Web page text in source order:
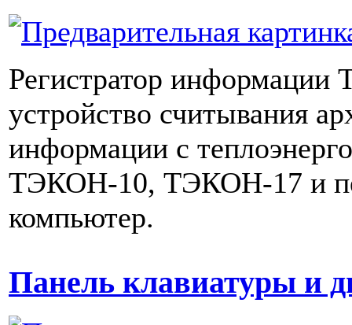
Регистратор
устройство считывания
информации с
ТЭКОН-10, ТЭКОН-17 и
компьютер.
Панель клавиатуры и